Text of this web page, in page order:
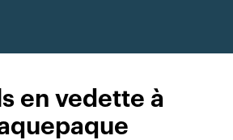
en vedette à